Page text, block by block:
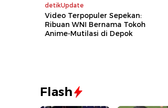
detikUpdate
Video Terpopuler Sepekan:
Ribuan WNI Bernama Tokoh
Anime-Mutilasi di Depok
Flash